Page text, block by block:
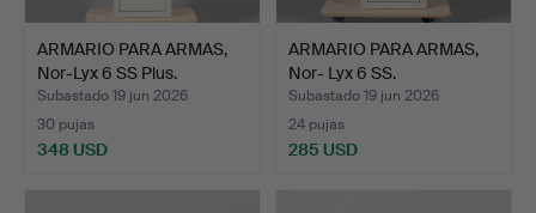
ARMARIO PARA ARMAS,
Nor-Lyx 6 SS Plus.
Subastado 19 jun 2026
30 pujas
348 USD
ARMARIO PARA ARMAS,
Nor- Lyx 6 SS.
Subastado 19 jun 2026
24 pujas
285 USD